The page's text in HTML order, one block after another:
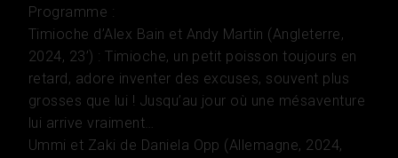
Programme :
Timioche d’Alex Bain et Andy Martin (Angleterre,
2024, 23’) : Timioche, un petit poisson toujours en
retard, adore inventer des excuses, souvent plus
grosses que lui ! Jusqu’au jour où une mésaventure
lui arrive vraiment…
Ummi et Zaki de Daniela Opp (Allemagne, 2024,